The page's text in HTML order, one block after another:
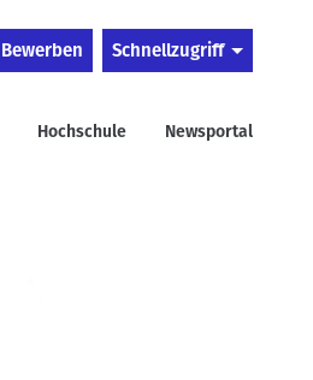
Bewerben Schnellzugriff
Hochschule Newsportal